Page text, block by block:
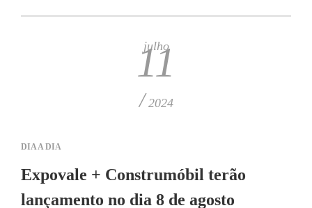
julho
11
/ 2024
DIA A DIA
Expovale + Construmóbil terão
lançamento no dia 8 de agosto